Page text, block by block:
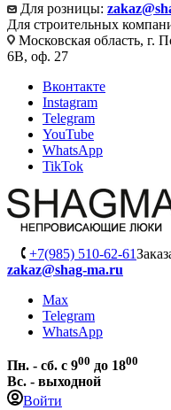
Для розницы:
Для строительных
Московская область, г.
6В, оф. 27
Вконтакте
Instagram
Telegram
YouTube
WhatsApp
TikTok
+7(985) 510-62-61
zakaz@shag-ma.ru
Max
Telegram
WhatsApp
Пн. - сб. с 900 до 1800
Вс. - выходной
Войти